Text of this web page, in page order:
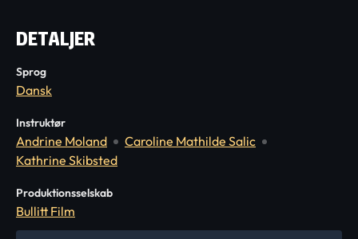
DETALJER
Sprog
Dansk
Instruktør
Andrine Moland
Caroline Mathilde Salic
Kathrine Skibsted
Produktionsselskab
Bullitt Film